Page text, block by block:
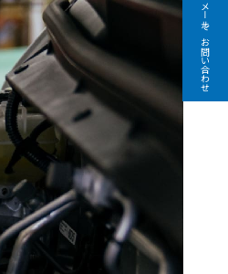
メールでお問い合わせ